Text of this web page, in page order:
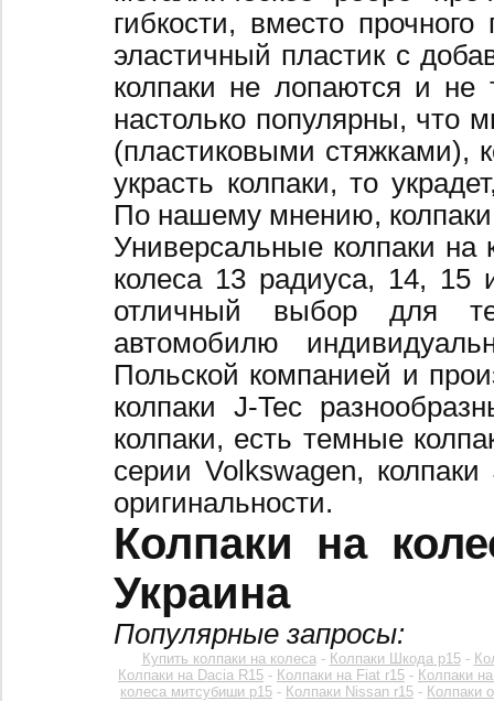
гибкости, вместо
эластичный пластик с
колпаки не лопаются и не
настолько популярны, что
(пластиковыми стяжками),
украсть колпаки, то
По нашему мнению,
Универсальные колпаки
колеса 13 радиуса, 14,
отличный выбор для
автомобилю
Польской компанией и
колпаки J-Tec
колпаки, есть темные
серии Volkswagen,
оригинальности.
Колпаки на
Украина
Популярные запросы:
Купить колпаки на колеса- Колпаки Шкода р15-
Колпаки на Dacia R15 - Колпаки на Fiat r15 - Колпаки
колеса митсубиши р15 - Колпаки Nissan r15 - Колпаки